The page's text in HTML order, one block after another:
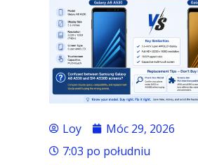
Loy
Móc 29, 2026
7:03 po południu